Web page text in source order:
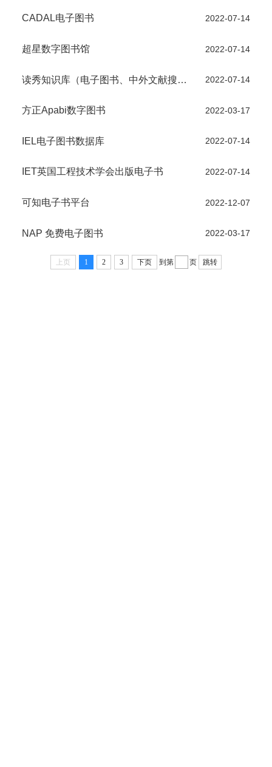
CADAL电子图书 2022-07-14
超星数字图书馆 2022-07-14
读秀知识库（电子图书、中外文献搜索及传递系统） 2022-07-14
方正Apabi数字图书 2022-03-17
IEL电子图书数据库 2022-07-14
IET英国工程技术学会出版电子书 2022-07-14
可知电子书平台 2022-12-07
NAP 免费电子图书 2022-03-17
上页 1 2 3 下页 到第 页 跳转